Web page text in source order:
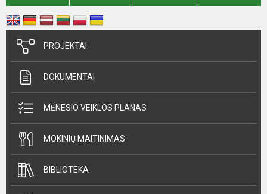
PROJEKTAI
DOKUMENTAI
MĖNESIO VEIKLOS PLANAS
MOKINIŲ MAITINIMAS
BIBLIOTEKA